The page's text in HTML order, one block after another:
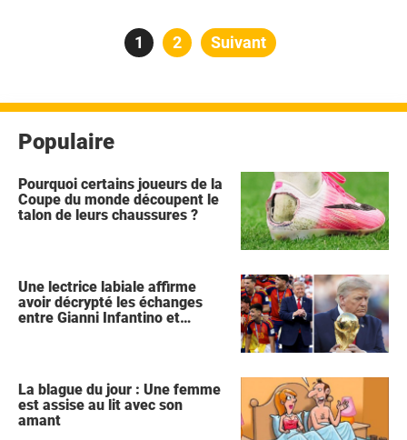
Pagination
Page
1 Page
2 Suivant
Populaire
Pourquoi certains joueurs de la
Coupe du monde découpent le
talon de leurs chaussures ?
Une lectrice labiale affirme
avoir décrypté les échanges
entre Gianni Infantino et
La blague du jour : Une femme
est assise au lit avec son
amant